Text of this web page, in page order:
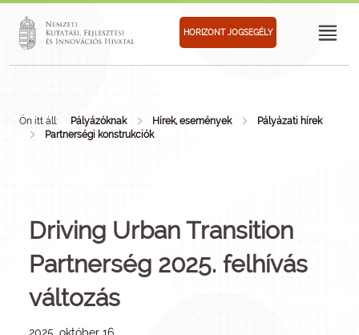
HORIZONT JOGSEGÉLY
Ön itt áll: Pályázóknak Hírek, események
Pályázati hírek
Partnerségi konstrukciók
Driving Urban Transition
Partnerség 2025. felhívás
változás